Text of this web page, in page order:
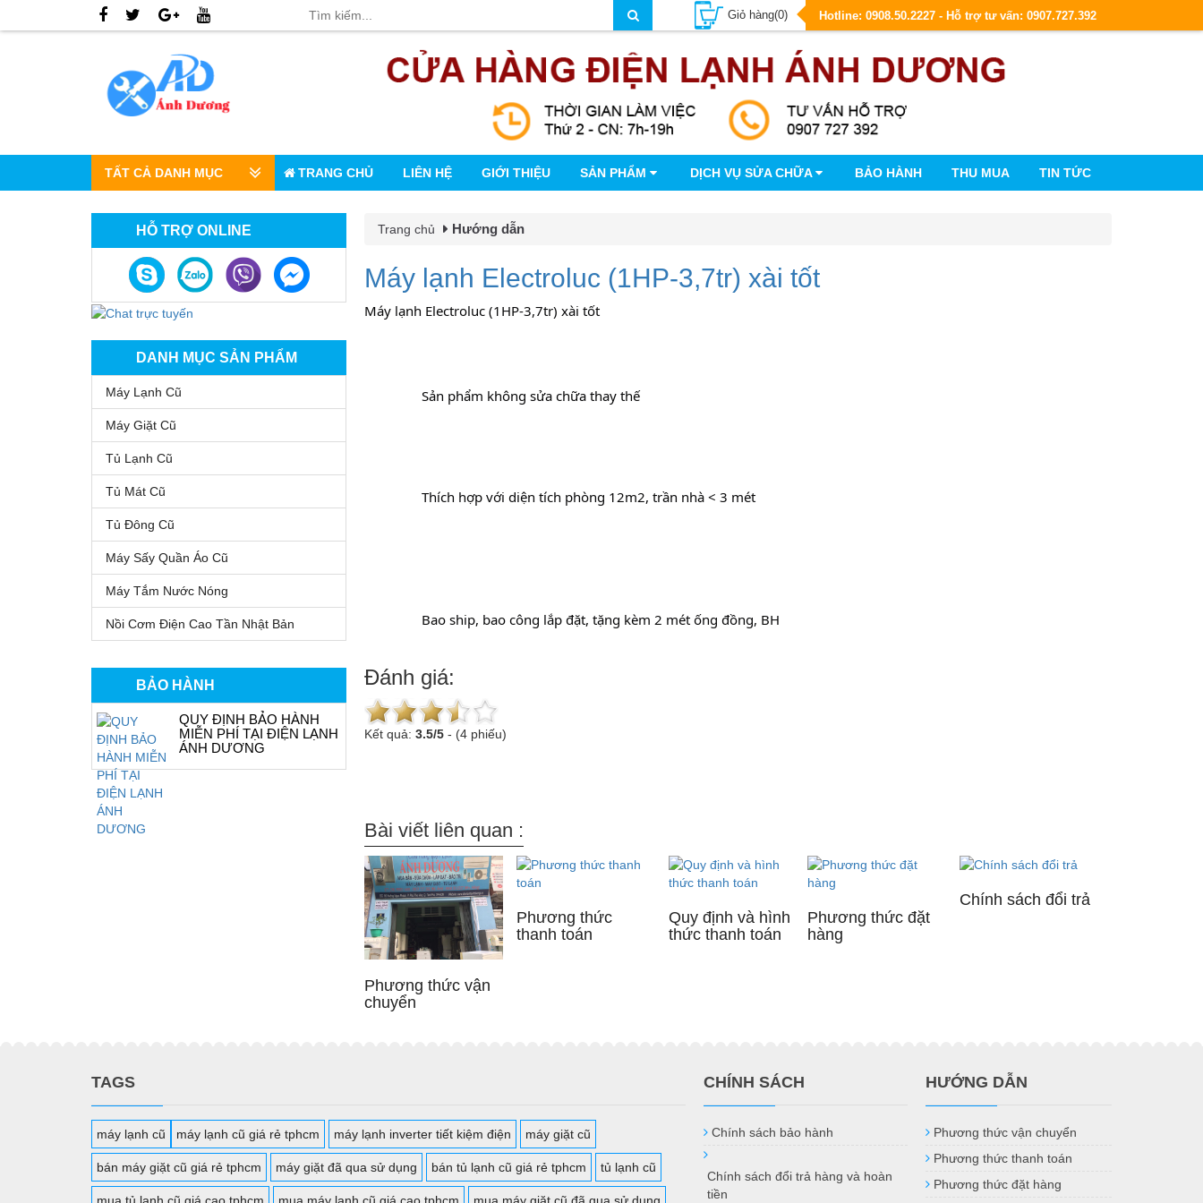
Giỏ hàng(0) Hotline: 0908.50.2227 - Hỗ trợ tư vấn: 0907.727.392
TẤT CẢ DANH MỤC TRANG CHỦ LIÊN HỆ GIỚI THIỆU SẢN PHẨM DỊCH VỤ SỬA CHỮA BẢO HÀNH THU MUA TIN TỨC
HỖ TRỢ ONLINE
DANH MỤC SẢN PHẨM
Máy Lạnh Cũ
Máy Giặt Cũ
Tủ Lạnh Cũ
Tủ Mát Cũ
Tủ Đông Cũ
Máy Sấy Quần Áo Cũ
Máy Tắm Nước Nóng
Nồi Cơm Điện Cao Tần Nhật Bản
BẢO HÀNH
QUY ĐỊNH BẢO HÀNH
MIỄN PHÍ TẠI ĐIỆN LẠNH
ÁNH DƯƠNG
Trang chủ Hướng dẫn
Máy lạnh Electroluc (1HP-3,7tr) xài tốt
Máy lạnh Electroluc (1HP-3,7tr) xài tốt
		Sản phẩm không sửa chữa thay thế
		Thích hợp với diện tích phòng 12m2, trần nhà < 3 mét
		Bao ship, bao công lắp đặt, tặng kèm 2 mét ống đồng, BH
Đánh giá:
Kết quả: 3.5/5 - (4 phiếu)
Bài viết liên quan :
Phương thức vận
chuyển
Phương thức
thanh toán
Quy định và hình
thức thanh toán
Phương thức đặt
hàng
Chính sách đổi trả
TAGS
máy lạnh cũ máy lạnh cũ giá rẻ tphcm máy lạnh inverter tiết kiệm điện máy giặt cũ
bán máy giặt cũ giá rẻ tphcm máy giặt đã qua sử dụng bán tủ lạnh cũ giá rẻ tphcm tủ lạnh cũ
CHÍNH SÁCH
Chính sách bảo hành
Chính sách đổi trả hàng và hoàn
tiền
HƯỚNG DẪN
Phương thức vận chuyển
Phương thức thanh toán
Phương thức đặt hàng